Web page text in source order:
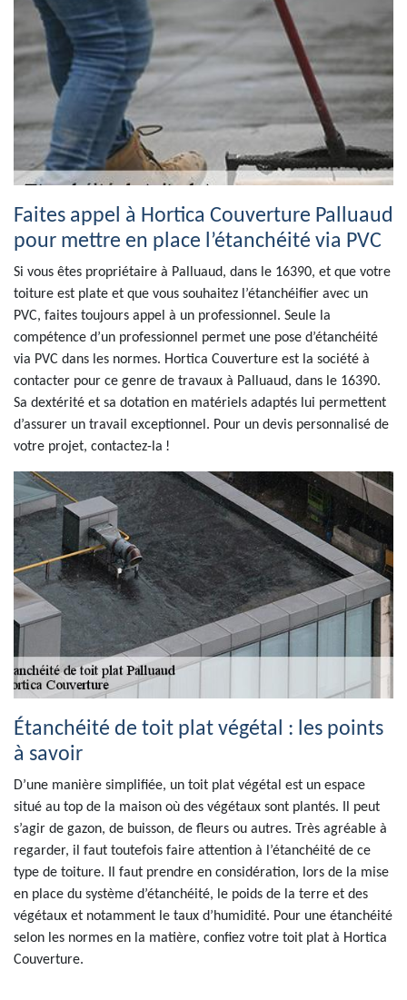
Faites appel à Hortica Couverture Palluaud
pour mettre en place l’étanchéité via PVC
Si vous êtes propriétaire à Palluaud, dans le 16390, et que votre
toiture est plate et que vous souhaitez l’étanchéifier avec un
PVC, faites toujours appel à un professionnel. Seule la
compétence d’un professionnel permet une pose d’étanchéité
via PVC dans les normes. Hortica Couverture est la société à
contacter pour ce genre de travaux à Palluaud, dans le 16390.
Sa dextérité et sa dotation en matériels adaptés lui permettent
d’assurer un travail exceptionnel. Pour un devis personnalisé de
votre projet, contactez-la !
Étanchéité de toit plat végétal : les points
à savoir
D’une manière simplifiée, un toit plat végétal est un espace
situé au top de la maison où des végétaux sont plantés. Il peut
s’agir de gazon, de buisson, de fleurs ou autres. Très agréable à
regarder, il faut toutefois faire attention à l’étanchéité de ce
type de toiture. Il faut prendre en considération, lors de la mise
en place du système d’étanchéité, le poids de la terre et des
végétaux et notamment le taux d’humidité. Pour une étanchéité
selon les normes en la matière, confiez votre toit plat à Hortica
Couverture.